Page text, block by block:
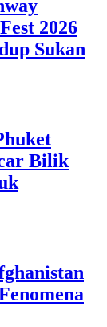
2026
Sukan
Bilik